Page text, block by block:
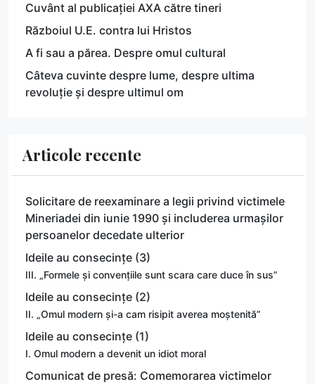
Cuvânt al publicației AXA către tineri
Războiul U.E. contra lui Hristos
A fi sau a părea. Despre omul cultural
Câteva cuvinte despre lume, despre ultima
revoluție și despre ultimul om
Articole recente
Solicitare de reexaminare a legii privind victimele
Mineriadei din iunie 1990 și includerea urmașilor
persoanelor decedate ulterior
Ideile au consecințe (3)
III. „Formele și convențiile sunt scara care duce în sus”
Ideile au consecințe (2)
II. „Omul modern și-a cam risipit averea moștenită”
Ideile au consecințe (1)
I. Omul modern a devenit un idiot moral
Comunicat de presă: Comemorarea victimelor